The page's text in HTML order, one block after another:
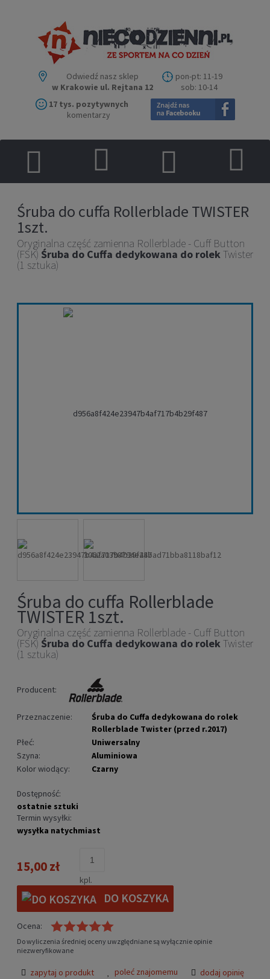
Odwiedź nasz sklep
w Krakowie ul. Rejtana 12
pon-pt: 11-19
sob: 10-14
17 tys. pozytywnych
komentarzy
Śruba do cuffa Rollerblade TWISTER
1szt.
Oryginalna część zamienna Rollerblade - Cuff Button
(FSK) Śruba do Cuffa dedykowana do rolekTwister
(1 sztuka)
Śruba do cuffa Rollerblade
TWISTER 1szt.
Oryginalna część zamienna Rollerblade - Cuff Button
(FSK) Śruba do Cuffa dedykowana do rolekTwister
(1 sztuka)
Producent:
Przeznaczenie:
Śruba do Cuffa dedykowana do rolek
Rollerblade Twister (przed r.2017)
Płeć:
Uniwersalny
Szyna:
Aluminiowa
Kolor wiodący:
Czarny
Dostępność:
ostatnie sztuki
Termin wysyłki:
wysyłka natychmiast
15,00 zł
kpl.
DO KOSZYKA
Ocena:
Do wyliczenia średniej oceny uwzględniane są wyłącznie opinie
niezweryfikowane
zapytaj o produkt poleć znajomemu dodaj opinię